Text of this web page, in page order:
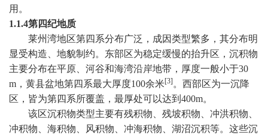
用。
1.1.4第四纪地质
莱州湾地区第四系分布广泛，成因类型繁多，其分布明
显受构造、地貌制约。东部区为稳定缓慢的抬升区，沉积物
主要分布在平原、河谷和海湾沿岸地带，厚度一般小于30
m ，黄县盆地第四系最大厚度100余米[3] 。西部区为一沉降
区，皆为第四系所覆盖，最厚处可以达到 400m。
该区沉积物类型主要有残积物、残坡积物、冲洪积物、
冲积物、海积物、风积物、冲海积物、湖沼沉积等。这些沉